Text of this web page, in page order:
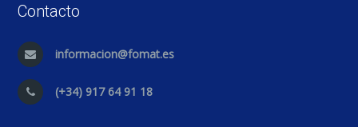
Contacto
informacion@fomat.es
(+34) 917 64 91 18